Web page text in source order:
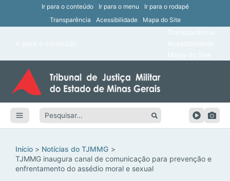
Ir para o conteúdo Ir para o menu
Ir para o rodapé
Transparência
Acessibilidade Mapa do Site
Pesquisar:
Início
Notícias do TJMMG
TJMMG inaugura canal de comunicação para prevenção e
enfrentamento do assédio moral e sexual